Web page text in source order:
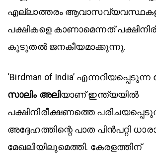
എല്ലാത്തരം
പക്ഷികളെ കാണാമെന്നത്
കൂടുതൽ ജനകീയമാക്കുന്നു.
‘Birdman of India’
സാലിം അലിയാണ് ഇന്ത്യയിൽ
പക്ഷിനിരീക്ഷണത്തെ
അദ്ദേഹത്തിന്റെ പാത പിൻപറ്റി
മേഖലിയിലുമെത്തി. കേരളത്തിന്